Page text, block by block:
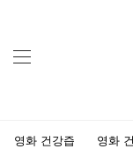
영화 건강즙 영화